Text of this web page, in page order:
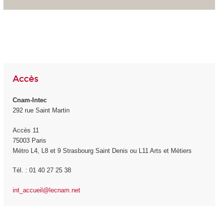
Accès
Cnam-Intec
292 rue Saint Martin
Accès 11
75003 Paris
Métro L4, L8 et 9 Strasbourg Saint Denis ou L11 Arts et Métiers
Tél. : 01 40 27 25 38
int_accueil@lecnam.net